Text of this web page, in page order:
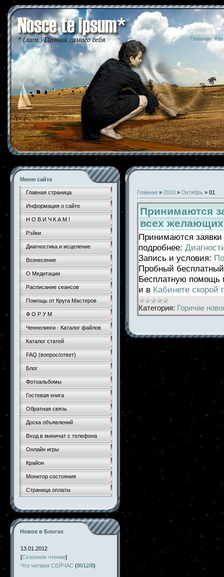
07.08.2026
Главная |
Меню сайта
Главная страница
Информация о сайте
Н О В И Ч К А М !
Рэйки
Диагностика и исцеление
Вознесение
О Медитации
Расписание сеансов
Помощь от Круга Мастеров
Ф О Р У М
Ченнелинги - Каталог файлов
Каталог статей
FAQ (вопрос/ответ)
Блог
Фотоальбомы
Гостевая книга
Обратная связь
Доска объявлений
Вход в миничат с телефона
Онлайн игры
Крайон
Монитор состояния
Страница оплаты
Новое в Блогах
13.01.2012
[Сезонное чтение]
Что читаем СЕЙЧАС (8012/8)
Главная » 2010 » Октябрь » 01
Принимаются
всех желающих
Принимаются
подробнее:
Запись и условия:
Пробный
Бесплатную помощь
и в Кабинете
Категория: Горячие